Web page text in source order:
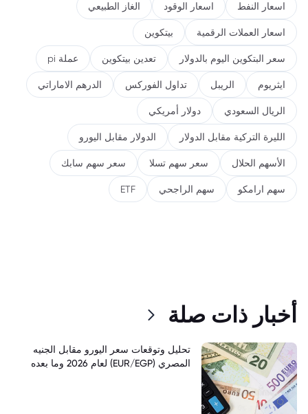
اسعار النفط اسعار الوقود الغاز الطبيعي
اسعار العملات الرقمية بيتكوين
سعر البتكوين اليوم بالدولار تعدين بيتكوين عملة pi
ايثريوم الريبل تداول الفوركس الدرهم الاماراتي
الريال السعودي دولار أمريكي
الليرة التركية مقابل الدولار الدولار مقابل اليورو
الأسهم الحلال سعر سهم تسلا سعر سهم سابك
سهم ارامكو سهم الراجحي ETF
أخبار ذات صلة
تحليل وتوقعات سعر اليورو مقابل الجنيه
المصري (EUR/EGP) لعام 2026 وما بعده